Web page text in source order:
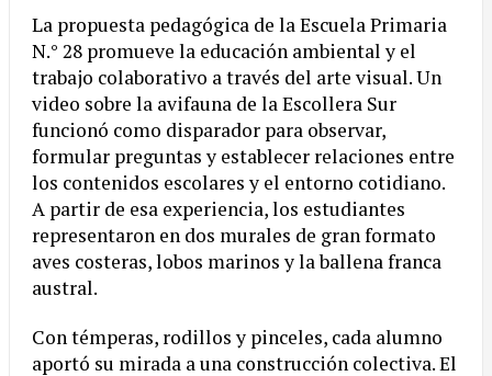
La propuesta pedagógica de la Escuela Primaria
N.° 28 promueve la educación ambiental y el
trabajo colaborativo a través del arte visual. Un
video sobre la avifauna de la Escollera Sur
funcionó como disparador para observar,
formular preguntas y establecer relaciones entre
los contenidos escolares y el entorno cotidiano.
A partir de esa experiencia, los estudiantes
representaron en dos murales de gran formato
aves costeras, lobos marinos y la ballena franca
austral.
Con témperas, rodillos y pinceles, cada alumno
aportó su mirada a una construcción colectiva. El